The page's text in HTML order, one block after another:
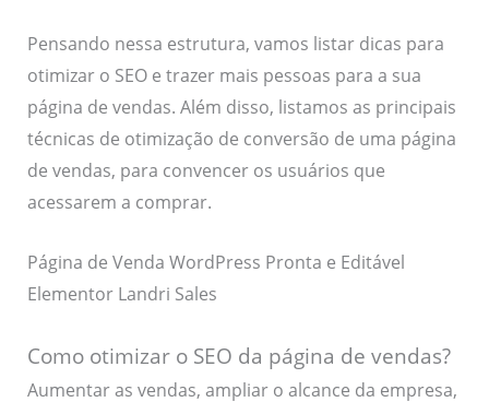
Pensando nessa estrutura, vamos listar dicas para
otimizar o SEO e trazer mais pessoas para a sua
página de vendas. Além disso, listamos as principais
técnicas de otimização de conversão de uma página
de vendas, para convencer os usuários que
acessarem a comprar.
Página de Venda WordPress Pronta e Editável
Elementor Landri Sales
Como otimizar o SEO da página de vendas?
Aumentar as vendas, ampliar o alcance da empresa,